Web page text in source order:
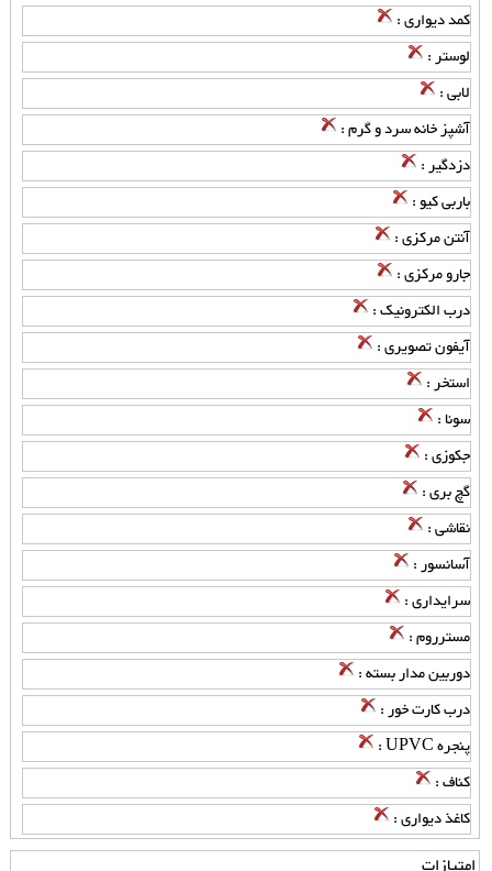
کمد دیواری :
لوستر :
لابی :
آشپز خانه سرد و گرم :
دزدگیر :
باربی کیو :
آنتن مرکزی :
جارو مرکزی :
درب الکترونیک :
آیفون تصویری :
استخر :
سونا :
جکوزی :
گچ بری :
نقاشی :
آسانسور :
سرایداری :
مسترروم :
دوربین مدار بسته :
درب کارت خور :
پنجره UPVC :
کناف :
کاغذ دیواری :